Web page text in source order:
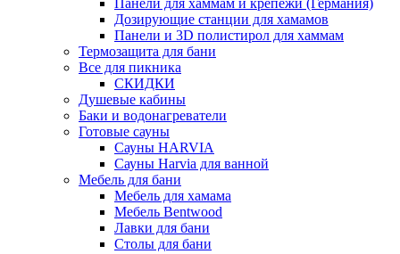
Панели для хаммам и крепежи (Германия)
Дозирующие станции для хамамов
Панели и 3D полистирол для хаммам
Термозащита для бани
Все для пикника
СКИДКИ
Душевые кабины
Баки и водонагреватели
Готовые сауны
Сауны HARVIA
Сауны Harvia для ванной
Мебель для бани
Мебель для хамама
Мебель Bentwood
Лавки для бани
Столы для бани